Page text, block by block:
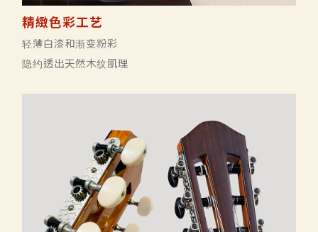
精緻色彩工艺
轻薄白漆和渐变粉彩
隐约透出天然木纹肌理